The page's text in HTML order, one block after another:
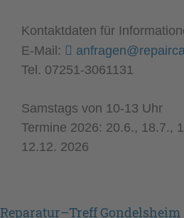
Kontaktdaten für
E-Mail:
Tel. 07251-3061131
Samstags von 10-13 Uhr
Termine 2026: 20.6., 18.7.,
12.12. 2026
Reparatur–Treff Gondelsheim